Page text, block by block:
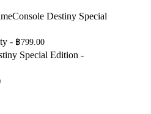
Destiny Special
- ฿799.00
Special Edition -